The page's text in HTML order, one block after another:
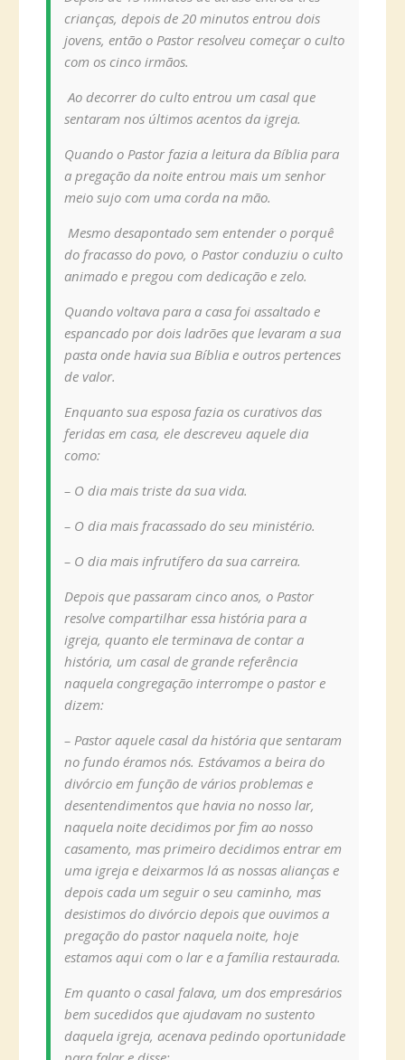
crianças, depois de 20 minutos entrou dois
jovens, então o Pastor resolveu começar o culto
com os cinco irmãos.
Ao decorrer do culto entrou um casal que
sentaram nos últimos acentos da igreja.
Quando o Pastor fazia a leitura da Bíblia para
a pregação da noite entrou mais um senhor
meio sujo com uma corda na mão.
Mesmo desapontado sem entender o porquê
do fracasso do povo, o Pastor conduziu o culto
animado e pregou com dedicação e zelo.
Quando voltava para a casa foi assaltado e
espancado por dois ladrões que levaram a sua
pasta onde havia sua Bíblia e outros pertences
de valor.
Enquanto sua esposa fazia os curativos das
feridas em casa, ele descreveu aquele dia
como:
– O dia mais triste da sua vida.
– O dia mais fracassado do seu ministério.
– O dia mais infrutífero da sua carreira.
Depois que passaram cinco anos, o Pastor
resolve compartilhar essa história para a
igreja, quanto ele terminava de contar a
história, um casal de grande referência
naquela congregação interrompe o pastor e
dizem:
– Pastor aquele casal da história que sentaram
no fundo éramos nós. Estávamos a beira do
divórcio em função de vários problemas e
desentendimentos que havia no nosso lar,
naquela noite decidimos por fim ao nosso
casamento, mas primeiro decidimos entrar em
uma igreja e deixarmos lá as nossas alianças e
depois cada um seguir o seu caminho, mas
desistimos do divórcio depois que ouvimos a
pregação do pastor naquela noite, hoje
estamos aqui com o lar e a família restaurada.
Em quanto o casal falava, um dos empresários
bem sucedidos que ajudavam no sustento
daquela igreja, acenava pedindo oportunidade